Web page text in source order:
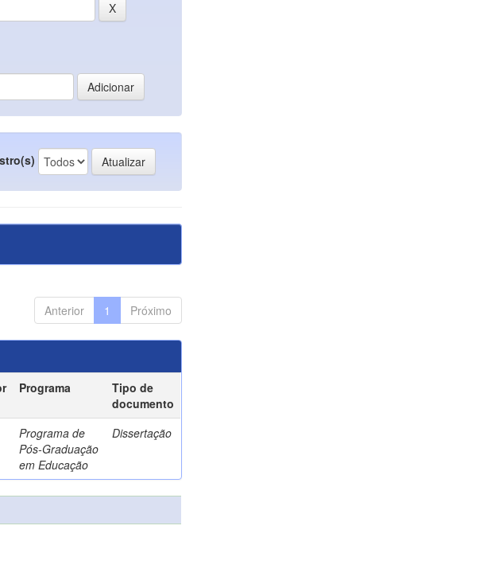
Anterior 1 Próximo
Programa
Tipo de
documento
Programa de
Pós-Graduação
em Educação
Dissertação